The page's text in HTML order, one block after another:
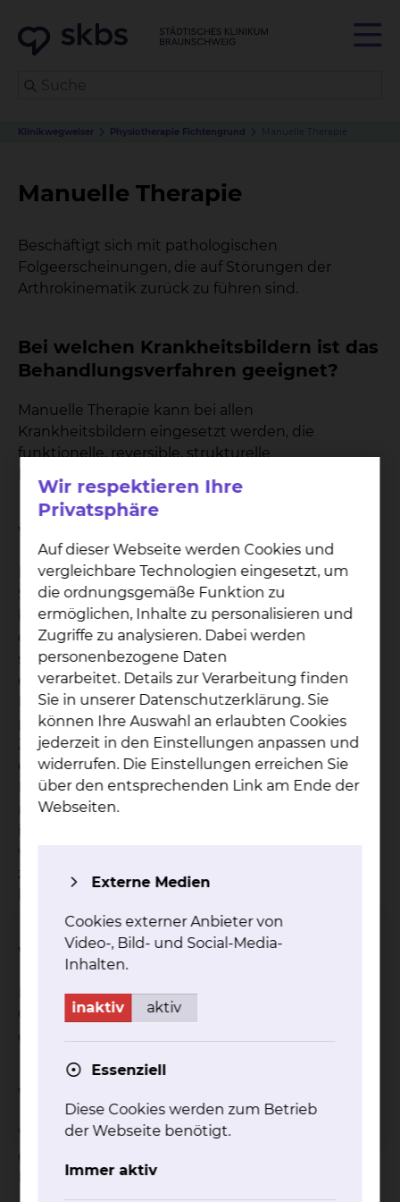
Klinikwegweiser Physiotherapie Fichtengrund Manuelle Therapie
Manuelle Therapie
Beschäftigt sich mit pathologischen
Folgeerscheinungen, die auf Störungen der
Arthrokinematik zurück zu führen sind.
Bei welchen Krankheitsbildern ist das
Behandlungsverfahren geeignet?
Manuelle Therapie kann bei allen
Krankheitsbildern eingesetzt werden, die
funktionelle, reversible, strukturelle
Bewegungseinschränkungen aufweisen.
Welche Ziele hat die Behandlung?
Durch die speziellen Techniken werden
Schmerzen gelindert und Bewegungsstörungen
beseitigt. Die Physiotherapeuten untersuchen
dabei die Gelenkmechanik, die Muskelfunktion
sowie die Koordination der Bewegungen, bevor
ein individueller Behandlungsplan festgelegt wird.
In der Manuellen Therapie kommen sowohl
passive als auch aktive Übungen zum Einsatz.
Zum einen werden blockierte oder
eingeschränkte Gelenke von geschulten
Physiotherapeuten mithilfe sanfter Technik
mobilisiert, zum anderen können durch
werden. Ziel ist es also, das Zusammenspiel
zwischen Gelenken, Muskeln und Nerven wieder
Wie wirkt die Behandlung?
Funktionsstörungen werden durch mechanische
Griffe beseitigt, dadurch werden Schmerzen
gelindert.
Wie ist der Ablauf der Behandlung?
Wirbelsäule/Gelenke werden mit den Händen
getastet. Hinsichtlich ihrer Beweglichkeit geprüft.
Reflexe werden überprüft.
Wir respektieren Ihre
Privatsphäre
Auf dieser Webseite werden Cookies und
vergleichbare Technologien eingesetzt, um
die ordnungsgemäße Funktion zu
ermöglichen, Inhalte zu personalisieren und
Zugriffe zu analysieren. Dabei werden
personenbezogene Daten
verarbeitet. Details zur Verarbeitung finden
Sie in unserer Datenschutzerklärung. Sie
können Ihre Auswahl an erlaubten Cookies
jederzeit in den Einstellungen anpassen und
widerrufen. Die Einstellungen erreichen Sie
über den entsprechenden Link am Ende der
Webseiten.
Externe Medien
Cookies externer Anbieter von
Video-, Bild- und Social-Media-
Inhalten.
inaktiv aktiv
Essenziell
Diese Cookies werden zum Betrieb
der Webseite benötigt.
Immer aktiv